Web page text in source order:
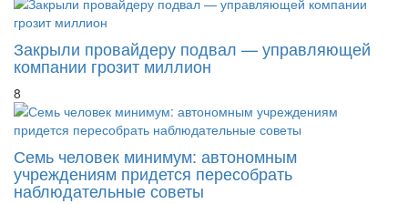
Закрыли провайдеру подвал — управляющей
компании грозит миллион
8
Семь человек минимум: автономным
учреждениям придется пересобрать
наблюдательные советы